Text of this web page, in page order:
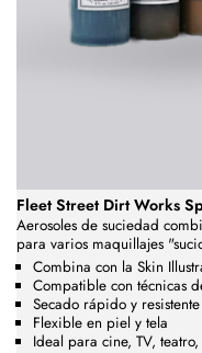
Fleet Street Dirt Works
Aerosoles de suciedad
para varios maquillajes
Combina con la Skin
Compatible con técnicas
Secado rápido y
Flexible en piel y tela
Ideal para cine, TV,